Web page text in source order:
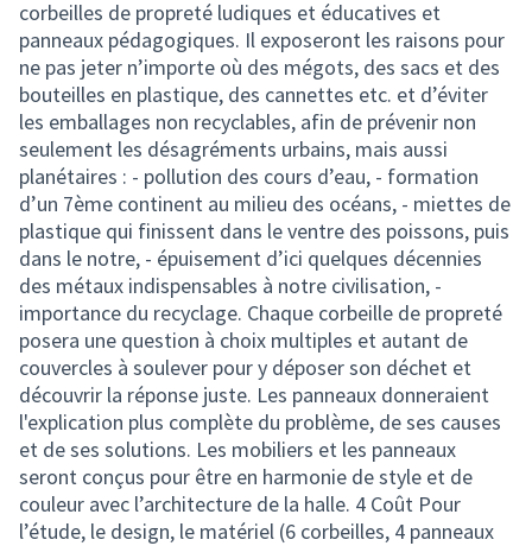
corbeilles de propreté ludiques et éducatives et
panneaux pédagogiques. Il exposeront les raisons pour
ne pas jeter n’importe où des mégots, des sacs et des
bouteilles en plastique, des cannettes etc. et d’éviter
les emballages non recyclables, afin de prévenir non
seulement les désagréments urbains, mais aussi
planétaires : - pollution des cours d’eau, - formation
d’un 7ème continent au milieu des océans, - miettes de
plastique qui finissent dans le ventre des poissons, puis
dans le notre, - épuisement d’ici quelques décennies
des métaux indispensables à notre civilisation, -
importance du recyclage. Chaque corbeille de propreté
posera une question à choix multiples et autant de
couvercles à soulever pour y déposer son déchet et
découvrir la réponse juste. Les panneaux donneraient
l'explication plus complète du problème, de ses causes
et de ses solutions. Les mobiliers et les panneaux
seront conçus pour être en harmonie de style et de
couleur avec l’architecture de la halle. 4 Coût Pour
l’étude, le design, le matériel (6 corbeilles, 4 panneaux